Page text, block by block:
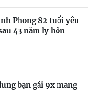
Phong 82 tuổi yêu
43 năm ly hôn
bạn gái 9x mang